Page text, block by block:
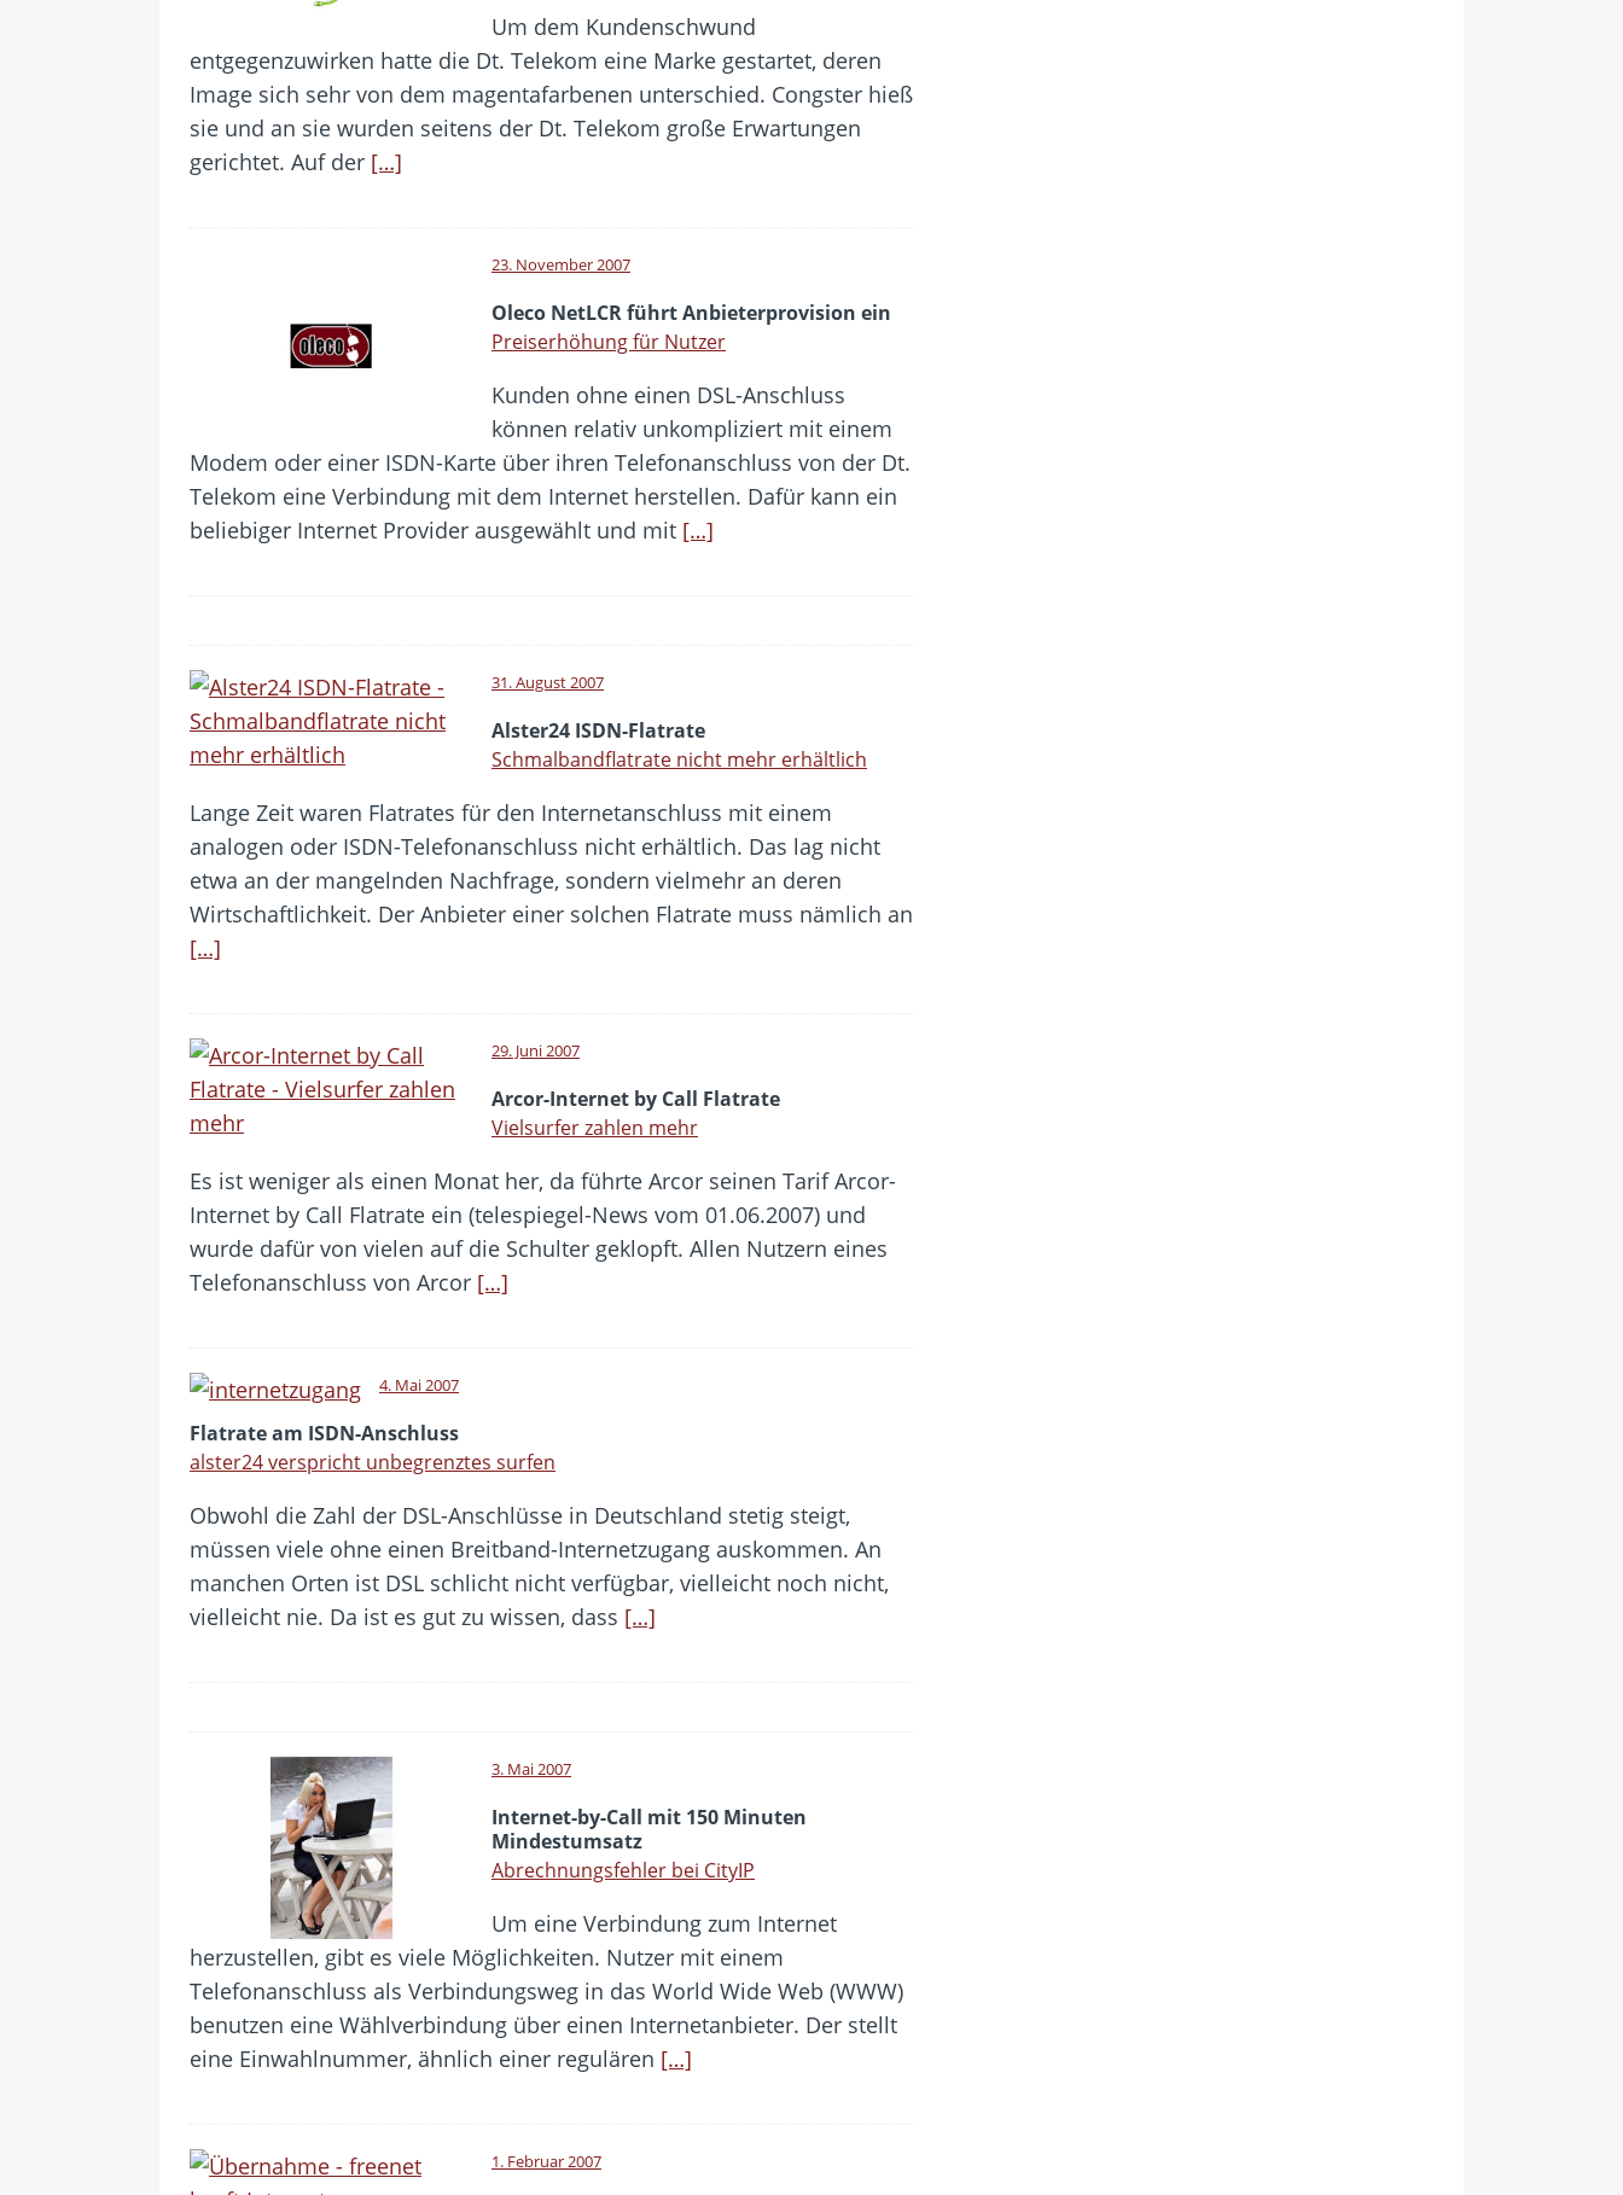
Um dem Kundenschwund
entgegenzuwirken hatte die Dt. Telekom eine Marke gestartet, deren
Image sich sehr von dem magentafarbenen unterschied. Congster hieß
sie und an sie wurden seitens der Dt. Telekom große Erwartungen
gerichtet. Auf der […]
23. November 2007
Oleco NetLCR führt Anbieterprovision ein
Preiserhöhung für Nutzer
Kunden ohne einen DSL-Anschluss
können relativ unkompliziert mit einem
Modem oder einer ISDN-Karte über ihren Telefonanschluss von der Dt.
Telekom eine Verbindung mit dem Internet herstellen. Dafür kann ein
beliebiger Internet Provider ausgewählt und mit […]
31. August 2007
Alster24 ISDN-Flatrate
Schmalbandflatrate nicht mehr erhältlich
Lange Zeit waren Flatrates für den Internetanschluss mit einem
analogen oder ISDN-Telefonanschluss nicht erhältlich. Das lag nicht
etwa an der mangelnden Nachfrage, sondern vielmehr an deren
Wirtschaftlichkeit. Der Anbieter einer solchen Flatrate muss nämlich an
[…]
29. Juni 2007
Arcor-Internet by Call Flatrate
Vielsurfer zahlen mehr
Es ist weniger als einen Monat her, da führte Arcor seinen Tarif Arcor-
Internet by Call Flatrate ein (telespiegel-News vom 01.06.2007) und
wurde dafür von vielen auf die Schulter geklopft. Allen Nutzern eines
Telefonanschluss von Arcor […]
4. Mai 2007
Flatrate am ISDN-Anschluss
alster24 verspricht unbegrenztes surfen
Obwohl die Zahl der DSL-Anschlüsse in Deutschland stetig steigt,
müssen viele ohne einen Breitband-Internetzugang auskommen. An
manchen Orten ist DSL schlicht nicht verfügbar, vielleicht noch nicht,
vielleicht nie. Da ist es gut zu wissen, dass […]
3. Mai 2007
Internet-by-Call mit 150 Minuten
Mindestumsatz
Abrechnungsfehler bei CityIP
Um eine Verbindung zum Internet
herzustellen, gibt es viele Möglichkeiten. Nutzer mit einem
Telefonanschluss als Verbindungsweg in das World Wide Web (WWW)
benutzen eine Wählverbindung über einen Internetanbieter. Der stellt
eine Einwahlnummer, ähnlich einer regulären […]
1. Februar 2007